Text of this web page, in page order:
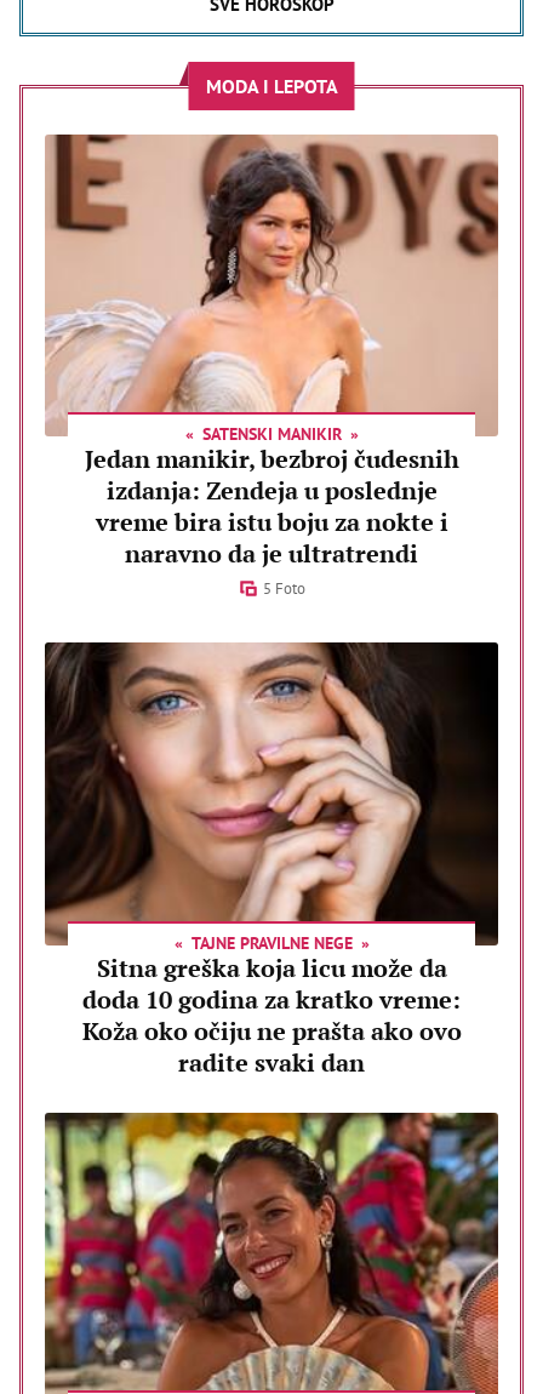
MODA I LEPOTA
SATENSKI MANIKIR
Jedan manikir, bezbroj čudesnih
izdanja: Zendeja u poslednje
vreme bira istu boju za nokte i
naravno da je ultratrendi
5 Foto
TAJNE PRAVILNE NEGE
Sitna greška koja licu može da
doda 10 godina za kratko vreme:
Koža oko očiju ne prašta ako ovo
radite svaki dan